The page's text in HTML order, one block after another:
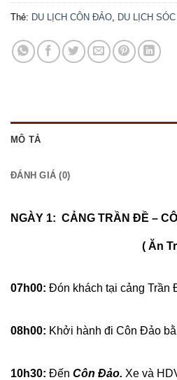
Thẻ: DU LỊCH CÔN ĐẢO DU LỊCH
MÔ TẢ
ĐÁNH GIÁ (0)
NGÀY 1: CẢNG TRẦN ĐỀ –
( Ăn
07h00: Đón khách tại cảng Trần
08h00: Khởi hành đi Côn Đảo
10h30: Đến Côn Đảo. Xe và